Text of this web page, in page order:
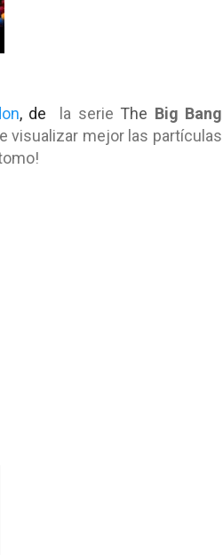
, de la serie The Big Bang
visualizar mejor las partículas